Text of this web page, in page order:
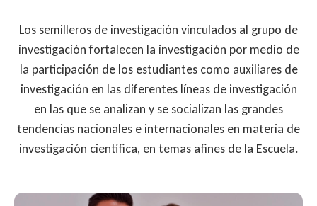
Los semilleros de investigación vinculados al grupo de
investigación fortalecen la investigación por medio de
la participación de los estudiantes como auxiliares de
investigación en las diferentes líneas de investigación
en las que se analizan y se socializan las grandes
tendencias nacionales e internacionales en materia de
investigación científica, en temas afines de la Escuela.